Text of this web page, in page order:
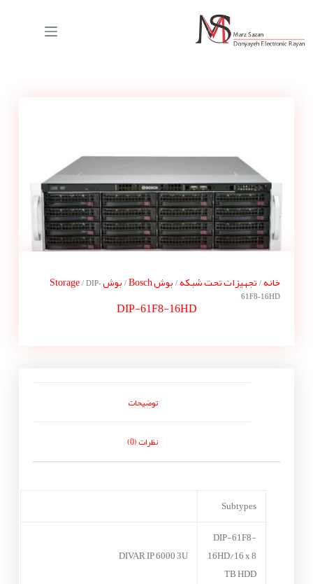
خانه/ تجهیزات تحت شبکه/ بوش Bosch / بوش Storage/ DIP-
61F8-16HD
DIP-61F8-16HD
توضیحات
نظرات (0)
Subtypes
DIP-61F8-
16HD/16 x 8
TB HDD
DIVAR IP 6000 3U